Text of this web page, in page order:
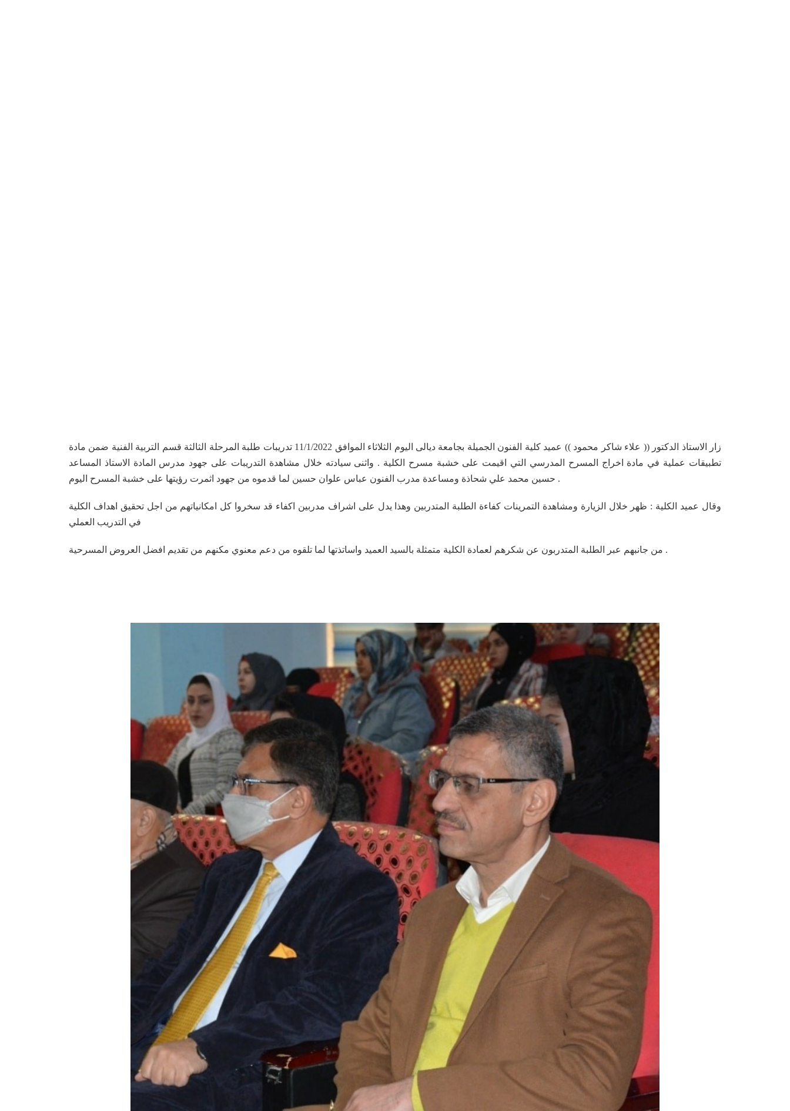
زار الاستاذ الدكتور (( علاء شاكر محمود )) عميد كلية الفنون الجميلة بجامعة ديالى اليوم الثلاثاء الموافق 11/1/2022 تدريبات طلبة المرحلة الثالثة قسم التربية الفنية ضمن مادة
تطبيقات عملية في مادة اخراج المسرح المدرسي التي اقيمت على خشبة مسرح الكلية . واثنى سيادته خلال مشاهدة التدريبات على جهود مدرس المادة الاستاذ المساعد
حسين محمد علي شحاذة ومساعدة مدرب الفنون عباس علوان حسين لما قدموه من جهود اثمرت رؤيتها على خشبة المسرح اليوم .
وقال عميد الكلية : ظهر خلال الزيارة ومشاهدة التمرينات كفاءة الطلبة المتدربين وهذا يدل على اشراف مدربين اكفاء قد سخروا كل امكانياتهم من اجل تحقيق اهداف الكلية
في التدريب العملي
من جانبهم عبر الطلبة المتدربون عن شكرهم لعمادة الكلية متمثلة بالسيد العميد واساتذتها لما تلقوه من دعم معنوي مكنهم من تقديم افضل العروض المسرحية .